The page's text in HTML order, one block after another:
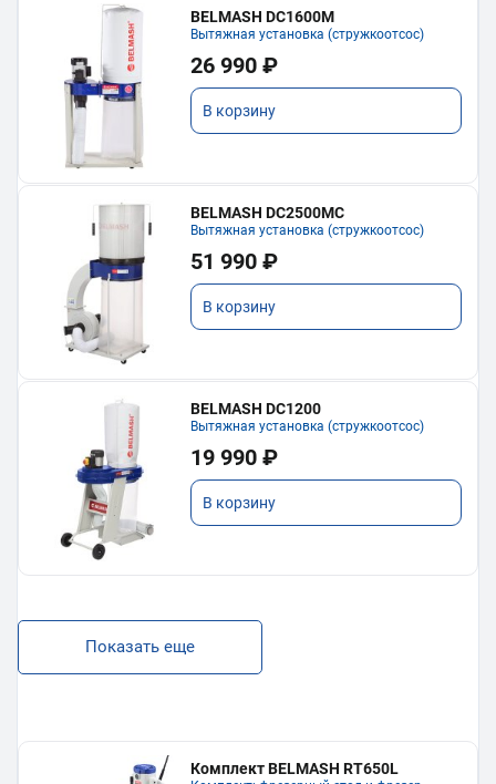
BELMASH DC1600M
Вытяжная установка (стружкоотсос)
26 990 ₽
В корзину
BELMASH DC2500MC
Вытяжная установка (стружкоотсос)
51 990 ₽
В корзину
BELMASH DC1200
Вытяжная установка (стружкоотсос)
19 990 ₽
В корзину
Показать еще
Комплект BELMASH RT650L